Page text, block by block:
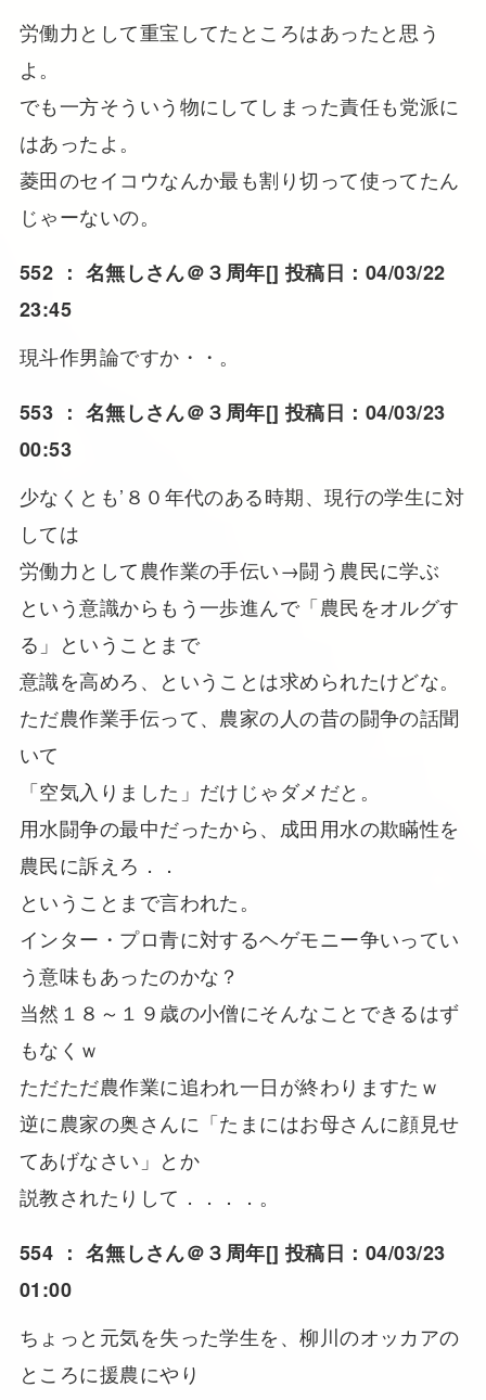
労働力として重宝してたところはあったと思う
よ。
でも一方そういう物にしてしまった責任も党派に
はあったよ。
菱田のセイコウなんか最も割り切って使ってたん
じゃーないの。
552 ： 名無しさん＠３周年[] 投稿日：04/03/22
23:45
現斗作男論ですか・・。
553 ： 名無しさん＠３周年[] 投稿日：04/03/23
00:53
少なくとも’８０年代のある時期、現行の学生に対
しては
労働力として農作業の手伝い→闘う農民に学ぶ
という意識からもう一歩進んで「農民をオルグす
る」ということまで
意識を高めろ、ということは求められたけどな。
ただ農作業手伝って、農家の人の昔の闘争の話聞
いて
「空気入りました」だけじゃダメだと。
用水闘争の最中だったから、成田用水の欺瞞性を
農民に訴えろ．．
ということまで言われた。
インター・プロ青に対するヘゲモニー争いってい
う意味もあったのかな？
当然１８～１９歳の小僧にそんなことできるはず
もなくｗ
ただただ農作業に追われ一日が終わりますたｗ
逆に農家の奥さんに「たまにはお母さんに顔見せ
てあげなさい」とか
説教されたりして．．．．。
554 ： 名無しさん＠３周年[] 投稿日：04/03/23
01:00
ちょっと元気を失った学生を、柳川のオッカアの
ところに援農にやり